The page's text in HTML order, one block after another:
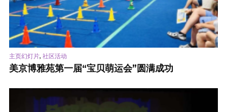
主页幻灯片, 社区活动
美京博雅苑第一届“宝贝萌运会”圆满成功